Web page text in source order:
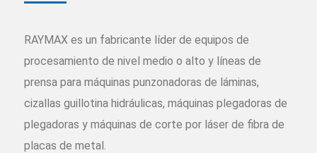
RAYMAX es un fabricante líder de equipos de
procesamiento de nivel medio o alto y líneas de
prensa para máquinas punzonadoras de láminas,
cizallas guillotina hidráulicas, máquinas plegadoras de
plegadoras y máquinas de corte por láser de fibra de
placas de metal.